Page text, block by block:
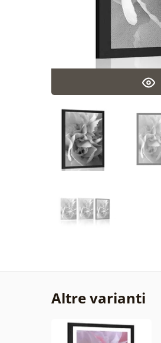
Altre varianti